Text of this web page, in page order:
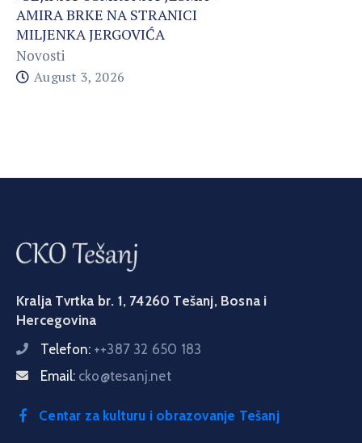
AMIRA BRKE NA STRANICI
MILJENKA JERGOVIĆA
Novosti
August 3, 2026
Kralja Tvrtka br. 1, 74260 Tešanj, Bosna i
Hercegovina
Telefon: ++387 32 650 183
Email: cko@tesanj.net
Centar za kulturu i obrazovanje Tešanj